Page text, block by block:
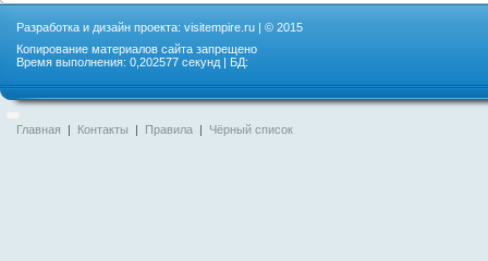
Разработка и дизайн проекта: visitempire.ru | © 2015
Копирование материалов сайта запрещено
Время выполнения: 0,202577 секунд | БД:
Главная | Контакты | Правила | Чёрный список